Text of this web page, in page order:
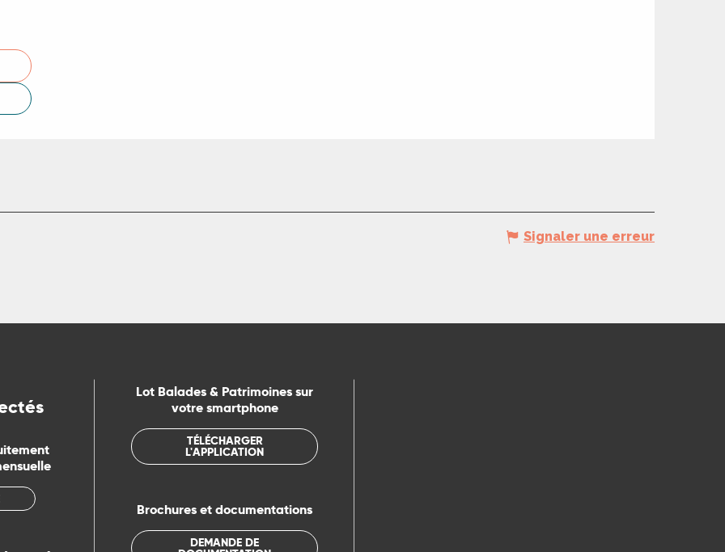
Signaler une erreur
Lot Balades & Patrimoines sur
votre smartphone
TÉLÉCHARGER
L'APPLICATION
Brochures et documentations
DEMANDE DE